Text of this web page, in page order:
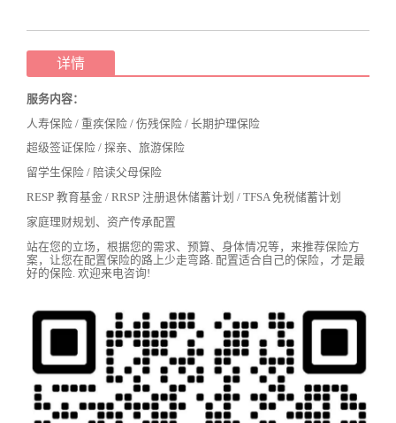
详情
服务内容：
人寿保险 / 重疾保险 / 伤残保险 / 长期护理保险
超级签证保险 / 探亲、旅游保险
留学生保险 / 陪读父母保险
RESP 教育基金 / RRSP 注册退休储蓄计划 / TFSA 免税储蓄计划
家庭理财规划、资产传承配置
站在您的立场，根据您的需求、预算、身体情况等，来推荐保险方
案，让您在配置保险的路上少走弯路. 配置适合自己的保险，才是最
好的保险. 欢迎来电咨询!